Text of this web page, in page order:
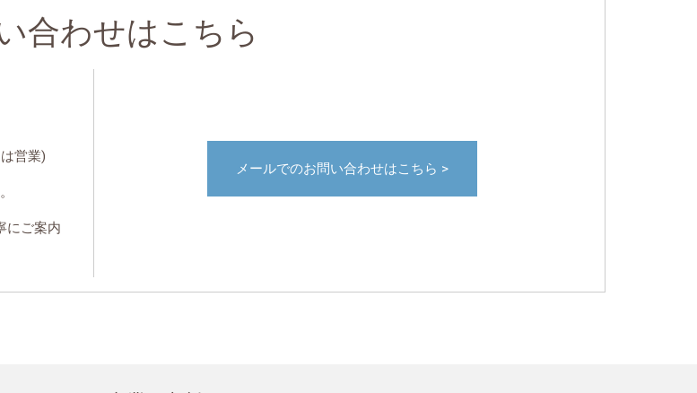
合わせはこちら
営業)
にご案内
メールでのお問い合わせはこちら >